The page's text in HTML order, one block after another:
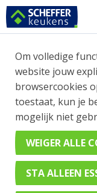
MAAK EEN
SHOWROOM
Mat
Om volledige
website jouw
browsercookies
toestaat, kun je
mogelijk niet